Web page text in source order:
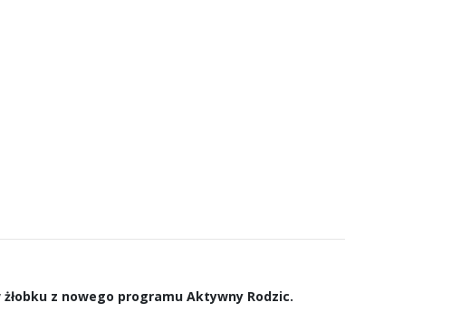
z nowego programu Aktywny Rodzic.